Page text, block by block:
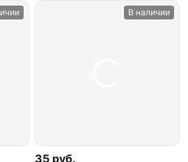
В наличии
35 руб.